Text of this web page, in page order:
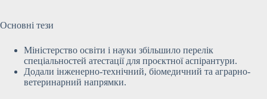
Основні тези
Міністерство освіти і науки збільшило перелік
спеціальностей атестації для проєктної аспірантури.
Додали інженерно-технічний, біомедичний та аграрно-
ветеринарний напрямки.